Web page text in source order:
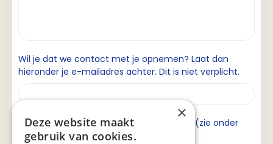
Wil je dat we contact met je opnemen? Laat dan
hieronder je e-mailadres achter. Dit is niet verplicht.
Ik ga akkoord met de privacyverklaring (zie onder
aan de pagina).
×
Deze website maakt
gebruik van cookies.